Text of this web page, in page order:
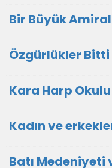
Bir Büyük
Özgürlükler Bitti
Kara Harp
Kadın ve
Batı Medeniyeti